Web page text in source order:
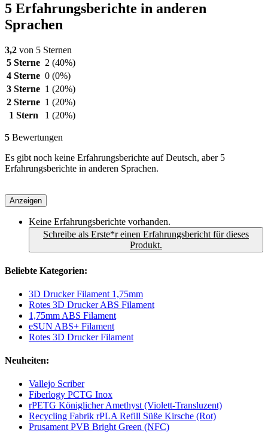
5 Erfahrungsberichte in anderen
Sprachen
3,2 von 5 Sternen
5 Sterne 2 (40%)
4 Sterne 0 (0%)
3 Sterne 1 (20%)
2 Sterne 1 (20%)
1 Stern
1 (20%)
5 Bewertungen
Es gibt noch keine Erfahrungsberichte auf Deutsch, aber 5
Erfahrungsberichte in anderen Sprachen.
Anzeigen
Keine Erfahrungsberichte vorhanden.
Schreibe als Erste*r einen Erfahrungsbericht für dieses
Produkt.
Beliebte Kategorien:
3D Drucker Filament 1,75mm
Rotes 3D Drucker ABS Filament
1,75mm ABS Filament
eSUN ABS+ Filament
Rotes 3D Drucker Filament
Neuheiten:
Vallejo Scriber
Fiberlogy PCTG Inox
rPETG Königlicher Amethyst (Violett-Transluzent)
Recycling Fabrik rPLA Refill Süße Kirsche (Rot)
Prusament PVB Bright Green (NFC)